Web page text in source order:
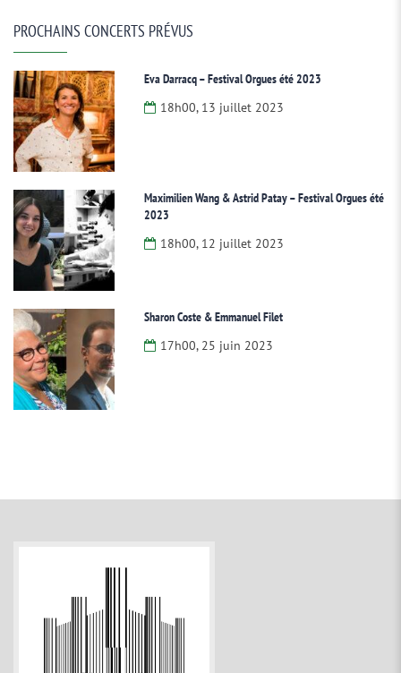
PROCHAINS CONCERTS PRÉVUS
Eva Darracq – Festival Orgues été 2023
18h00, 13 juillet 2023
Maximilien Wang & Astrid Patay – Festival Orgues été
2023
18h00, 12 juillet 2023
Sharon Coste & Emmanuel Filet
17h00, 25 juin 2023